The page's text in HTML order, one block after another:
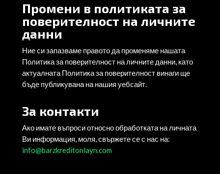
Промени в политиката за
поверителност на личните
данни
Ние си запазваме правото да променяме нашата
Политика за поверителност на личните данни, като
актуалната Политика за поверителност винаги ще
бъде публикувана на нашия уебсайт.
За контакти
Ако имате въпроси относно обработката на личната
Ви информация, моля, свържете се с нас на:
info@barzkreditonlayn.com